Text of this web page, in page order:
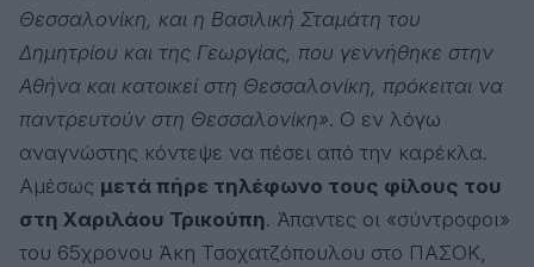
Θεσσαλονίκη, και η Βασιλική Σταμάτη του
Δημητρίου και της Γεωργίας, που γεννήθηκε στην
Αθήνα και κατοικεί στη Θεσσαλονίκη, πρόκειται να
παντρευτούν στη Θεσσαλονίκη». Ο εν λόγω
αναγνώστης κόντεψε να πέσει από την καρέκλα.
Αμέσως μετά πήρε τηλέφωνο τους φίλους του
στη Χαριλάου Τρικούπη. Άπαντες οι «σύντροφοι»
του 65χρονου Άκη Τσοχατζόπουλου στο ΠΑΣΟΚ,